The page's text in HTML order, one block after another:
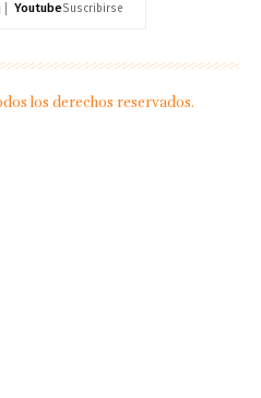
YoutubeSuscribirse
los derechos reservados.